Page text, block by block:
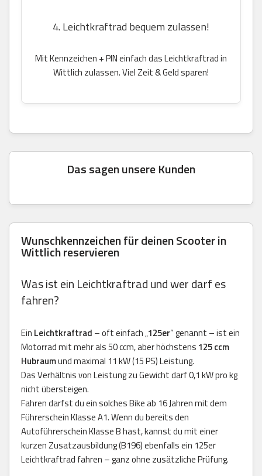
4. Leichtkraftrad bequem zulassen!
Mit Kennzeichen + PIN einfach das Leichtkraftrad in
Wittlich zulassen. Viel Zeit & Geld sparen!
Das sagen unsere Kunden
Wunschkennzeichen für deinen Scooter in
Wittlich reservieren
Was ist ein Leichtkraftrad und wer darf es
fahren?
Ein Leichtkraftrad – oft einfach „125er“ genannt – ist ein
Motorrad mit mehr als 50 ccm, aber höchstens 125 ccm
Hubraumund maximal 11 kW (15 PS) Leistung.
Das Verhältnis von Leistung zu Gewicht darf 0,1 kW pro kg
nicht übersteigen.
Fahren darfst du ein solches Bike ab 16 Jahren mit dem
Führerschein Klasse A1. Wenn du bereits den
Autoführerschein Klasse B hast, kannst du mit einer
kurzen Zusatzausbildung (B196) ebenfalls ein 125er
Leichtkraftrad fahren – ganz ohne zusätzliche Prüfung.